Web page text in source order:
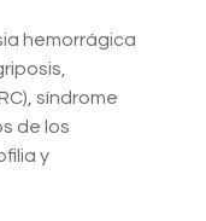
hemorrágica
síndrome
de los
y